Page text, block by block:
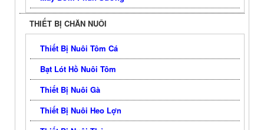
THIẾT BỊ CHĂN NUÔI
Thiết Bị Nuôi Tôm Cá
Bạt Lót Hồ Nuôi Tôm
Thiết Bị Nuôi Gà
Thiết Bị Nuôi Heo Lợn